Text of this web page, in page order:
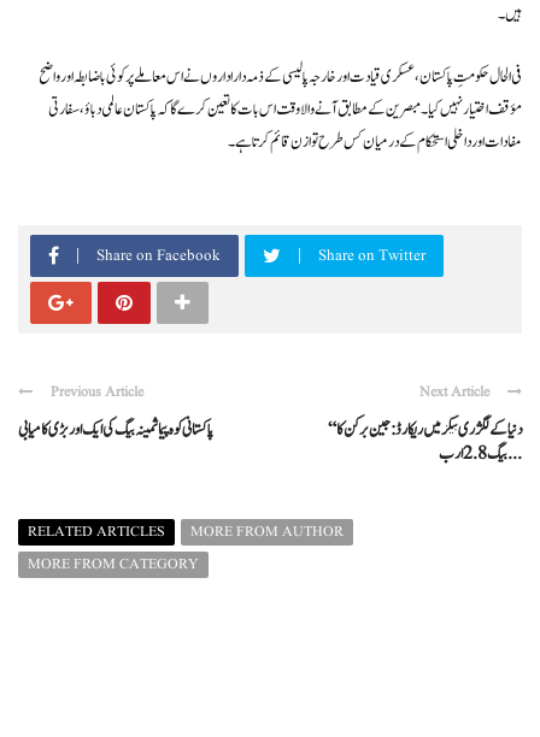
ہیں۔
فی الحال حکومتِ پاکستان، عسکری قیادت اور خارجہ پالیسی کے ذمہ دار اداروں نے اس معاملے پر کوئی باضابطہ اور واضح
مؤقف اختیار نہیں کیا۔ مبصرین کے مطابق آنے والا وقت اس بات کا تعین کرے گا کہ پاکستان عالمی دباؤ، سفارتی
مفادات اور داخلی استحکام کے درمیان کس طرح توازن قائم کرتا ہے۔
Share on Facebook Share on Twitter
Previous Article
پاکستانی کوہ پیما ثمینہ بیگ کی ایک اور بڑی کامیابی
Next Article
“دنیا کے لگژری بیگز میں ریکارڈ: جین برکن کا
بیگ 2.8 ارب ...
RELATED ARTICLES
MORE FROM AUTHOR
MORE FROM CATEGORY